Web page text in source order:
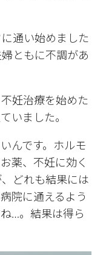
通い始めました
ともに不調があ
妊治療を始めた
いました。
んです。ホルモ
薬、不妊に効く
どれも結果には
院に通えるよう
…。結果は得ら